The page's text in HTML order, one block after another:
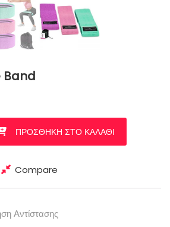
Band
ΠΡΟΣΘΉΚΗ ΣΤΟ ΚΑΛΆΘΙ
Compare
Αντίστασης